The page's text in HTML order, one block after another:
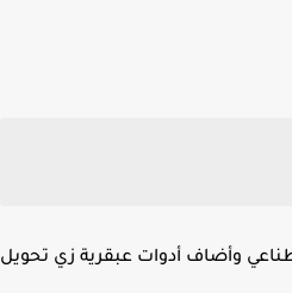
2025 دخل بقوة في مجال الذكاء الاصطناعي وأضاف أدوات عبقرية زي تحويل